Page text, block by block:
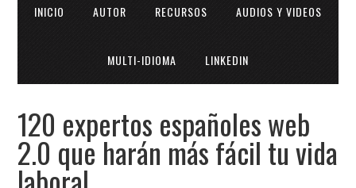
INICIO AUTOR RECURSOS AUDIOS Y VIDEOS
MULTI-IDIOMA LINKEDIN
120 expertos españoles web
2.0 que harán más fácil tu vida